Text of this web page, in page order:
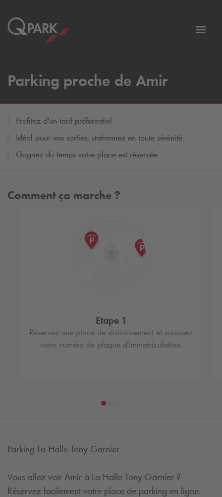
Parking proche de Amir
Profitez d'un tarif préférentiel
Idéal pour vos sorties, stationnez en toute sérénité
Gagnez du temps votre place est réservée
Comment ça marche ?
Etape 1
Réservez une place de stationnement et saisissez
votre numéro de plaque d'immatriculation.
Parking La Halle Tony Garnier
Vous allez voir Amir à La Halle Tony Garnier ?
Réservez facilement votre place de parking en ligne.